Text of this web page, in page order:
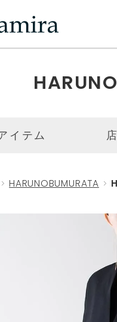
イテム
HARUNOBUMURATA